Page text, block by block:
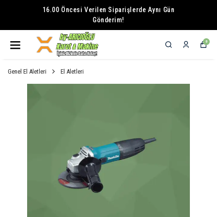
16.00 Öncesi Verilen Siparişlerde Aynı Gün
Gönderim!
0
Genel El Aletleri El Aletleri